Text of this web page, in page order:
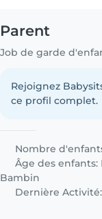
Parent
Rejoignez
ce profil complet.
Nombre
Âge des enfants:
Bambin
Dernière